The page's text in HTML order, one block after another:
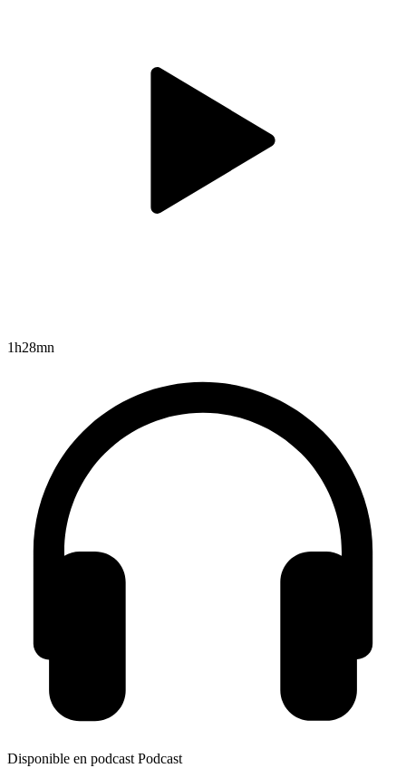
1h28mn
Disponible en podcast Podcast